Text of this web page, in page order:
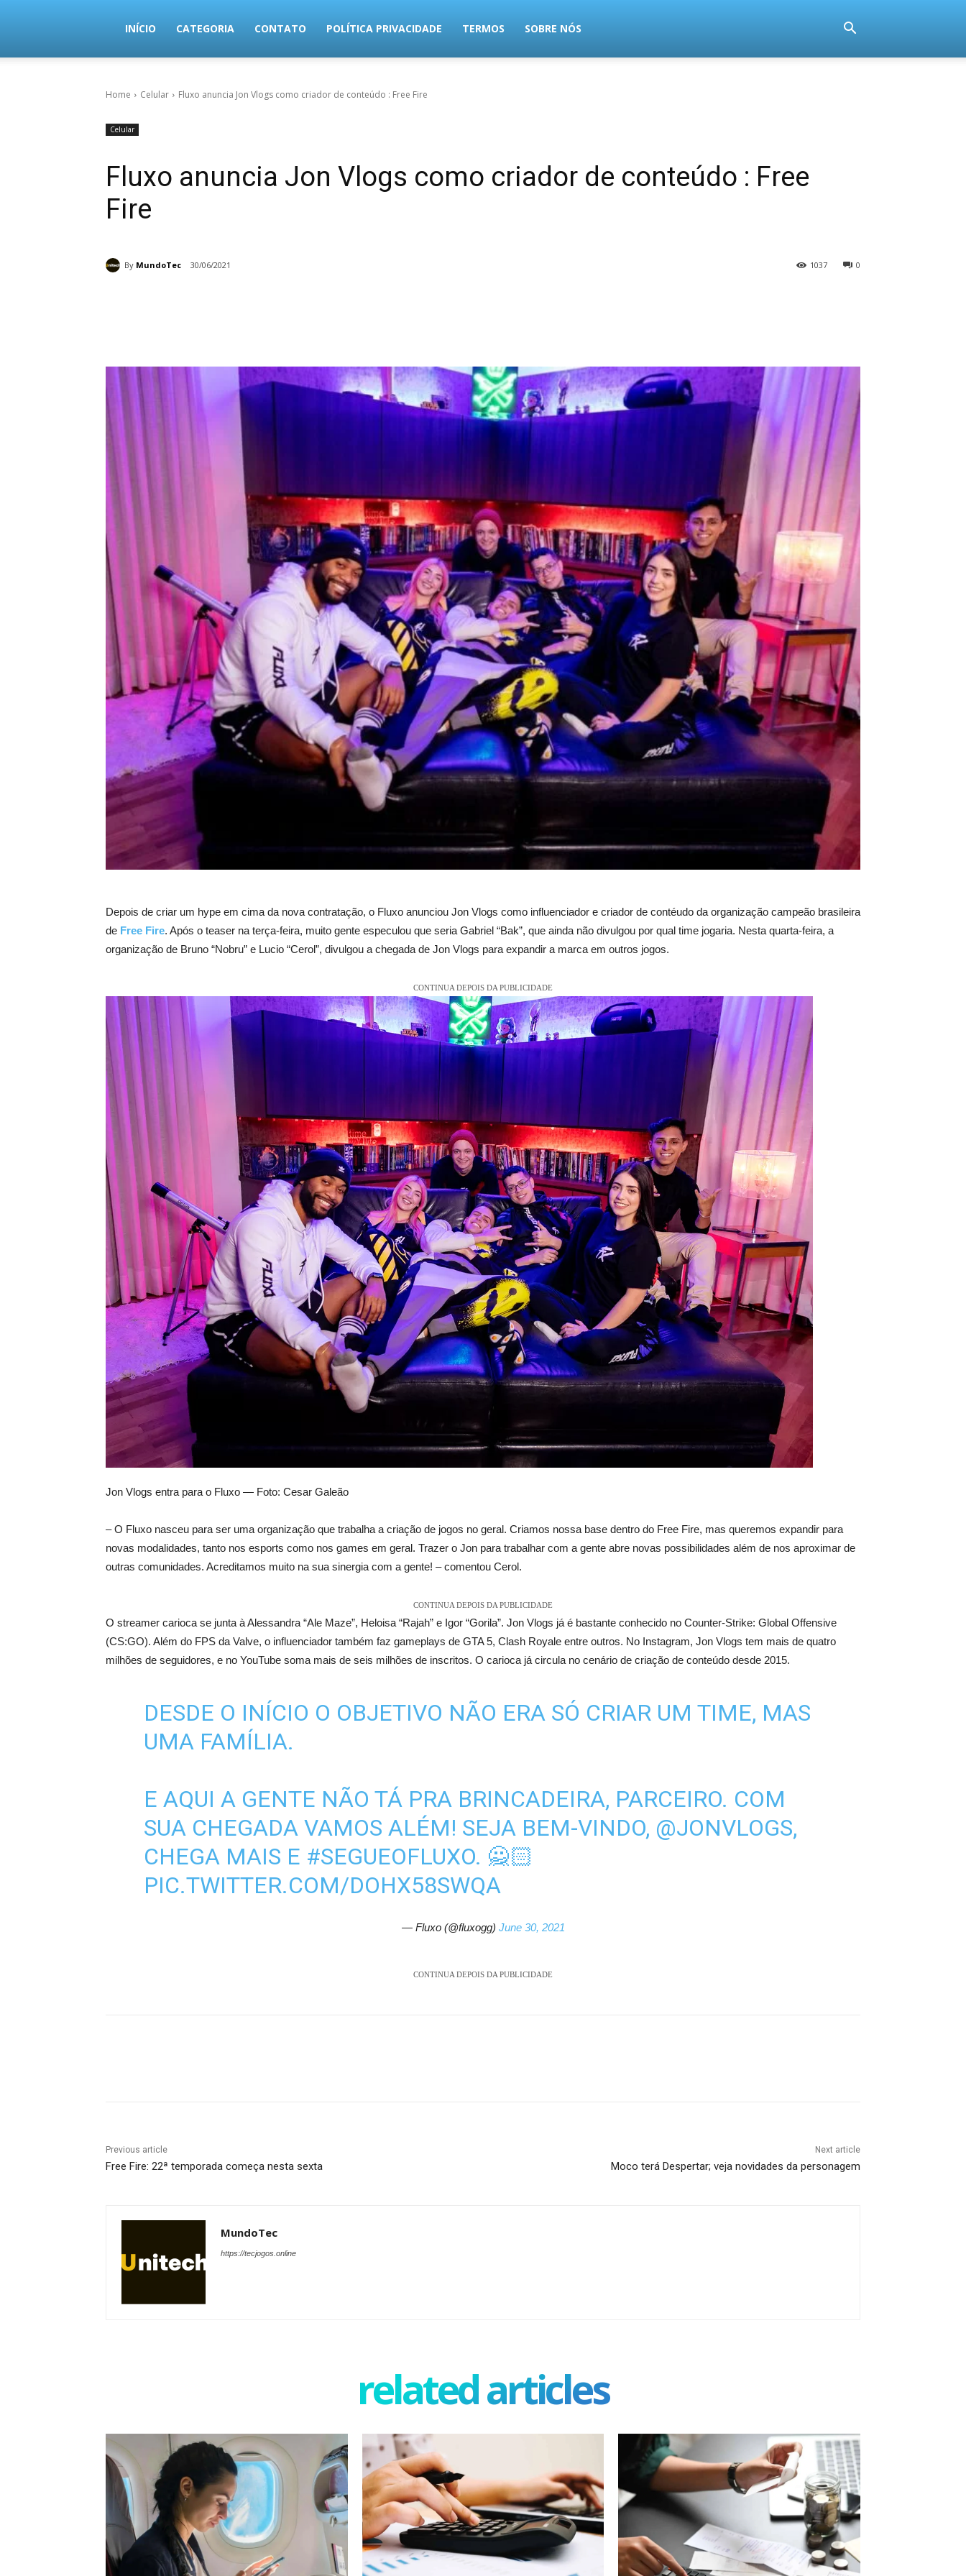
MundoTec
INÍCIO CATEGORIA CONTATO POLÍTICA PRIVACIDADE TERMOS SOBRE NÓS
Home Celular Fluxo anuncia Jon Vlogs como criador de conteúdo : Free Fire
Celular
Fluxo anuncia Jon Vlogs como criador de conteúdo : Free
Fire
By MundoTec 30/06/2021 0
1037
Depois de criar um hype em cima da nova contratação, o Fluxo anunciou Jon Vlogs como influenciador e criador de contéudo da organização campeão brasileira
de Free Fire. Após o teaser na terça-feira, muito gente especulou que seria Gabriel “Bak”, que ainda não divulgou por qual time jogaria. Nesta quarta-feira, a
organização de Bruno “Nobru” e Lucio “Cerol”, divulgou a chegada de Jon Vlogs para expandir a marca em outros jogos.
CONTINUA DEPOIS DA PUBLICIDADE
Jon Vlogs entra para o Fluxo — Foto: Cesar Galeão
– O Fluxo nasceu para ser uma organização que trabalha a criação de jogos no geral. Criamos nossa base dentro do Free Fire, mas queremos expandir para
novas modalidades, tanto nos esports como nos games em geral. Trazer o Jon para trabalhar com a gente abre novas possibilidades além de nos aproximar de
outras comunidades. Acreditamos muito na sua sinergia com a gente! – comentou Cerol.
CONTINUA DEPOIS DA PUBLICIDADE
O streamer carioca se junta à Alessandra “Ale Maze”, Heloisa “Rajah” e Igor “Gorila”. Jon Vlogs já é bastante conhecido no Counter-Strike: Global Offensive
(CS:GO). Além do FPS da Valve, o influenciador também faz gameplays de GTA 5, Clash Royale entre outros. No Instagram, Jon Vlogs tem mais de quatro
milhões de seguidores, e no YouTube soma mais de seis milhões de inscritos. O carioca já circula no cenário de criação de conteúdo desde 2015.
DESDE O INÍCIO O OBJETIVO NÃO ERA SÓ CRIAR UM TIME, MAS
UMA FAMÍLIA.
E AQUI A GENTE NÃO TÁ PRA BRINCADEIRA, PARCEIRO. COM
SUA CHEGADA VAMOS ALÉM! SEJA BEM-VINDO, @JONVLOGS,
CHEGA MAIS E #SEGUEOFLUXO. 🙅🏻
PIC.TWITTER.COM/DOHX58SWQA
— Fluxo (@fluxogg) June 30, 2021
CONTINUA DEPOIS DA PUBLICIDADE
Previous article
Free Fire: 22ª temporada começa nesta sexta
Next article
Moco terá Despertar; veja novidades da personagem
MundoTec
https://tecjogos.online
related articles